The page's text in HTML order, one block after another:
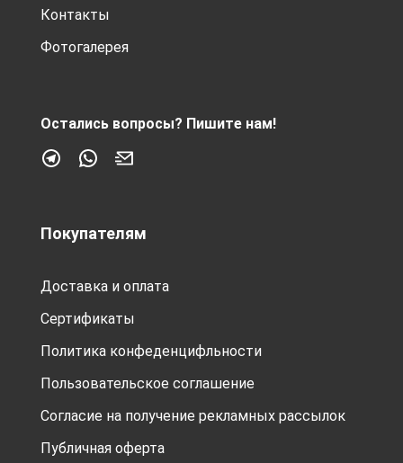
Контакты
Фотогалерея
Остались вопросы? Пишите нам!
Покупателям
Доставка и оплата
Сертификаты
Политика конфеденцифльности
Пользовательское соглашение
Согласие на получение рекламных рассылок
Публичная оферта